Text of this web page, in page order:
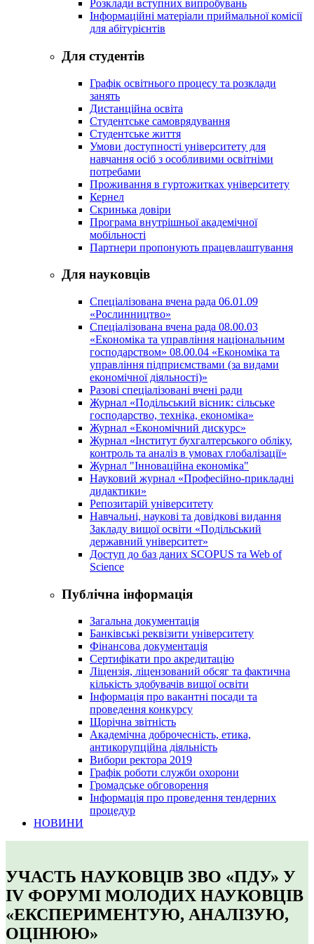
Розклади вступних випробувань
Інформаційні матеріали приймальної комісії
для абітурієнтів
Для студентів
Графік освітнього процесу та розклади
занять
Дистанційна освіта
Студентське самоврядування
Студентське життя
Умови доступності університету для
навчання осіб з особливими освітніми
потребами
Проживання в гуртожитках університету
Кернел
Скринька довіри
Програма внутрішньої академічної
мобільності
Партнери пропонують працевлаштування
Для науковців
Спеціалізована вчена рада 06.01.09
«Рослинництво»
Спеціалізована вчена рада 08.00.03
«Економіка та управління національним
господарством» 08.00.04 «Економіка та
управління підприємствами (за видами
економічної діяльності)»
Разові спеціалізовані вчені ради
Журнал «Подільський вісник: сільське
господарство, техніка, економіка»
Журнал «Економічний дискурс»
Журнал «Інститут бухгалтерського обліку,
контроль та аналіз в умовах глобалізації»
Журнал "Інноваційна економіка"
Науковий журнал «Професійно-прикладні
дидактики»
Репозитарій університету
Навчальні, наукові та довідкові видання
Закладу вищої освіти «Подільський
державний університет»
Доступ до баз даних SCOPUS та Web of
Science
Публічна інформація
Загальна документація
Банківські реквізити університету
Фінансова документація
Сертифікати про акредитацію
Ліцензія, ліцензований обсяг та фактична
кількість здобувачів вищої освіти
Інформація про вакантні посади та
проведення конкурсу
Щорічна звітність
Академічна доброчесність, етика,
антикорупційна діяльність
Вибори ректора 2019
Графік роботи служби охорони
Громадське обговорення
Інформація про проведення тендерних
процедур
НОВИНИ
УЧАСТЬ НАУКОВЦІВ ЗВО «ПДУ» У
IV ФОРУМІ МОЛОДИХ НАУКОВЦІВ
«ЕКСПЕРИМЕНТУЮ, АНАЛІЗУЮ,
ОЦІНЮЮ»